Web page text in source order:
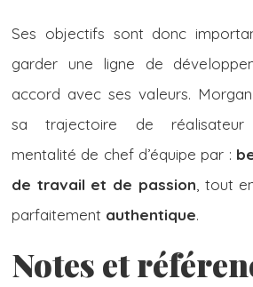
Ses objectifs sont donc
garder une ligne de
accord avec ses valeurs.
sa trajectoire de
mentalité de chef d’équipe par :
de travail et de passion , tout
parfaitement authentique.
Notes et